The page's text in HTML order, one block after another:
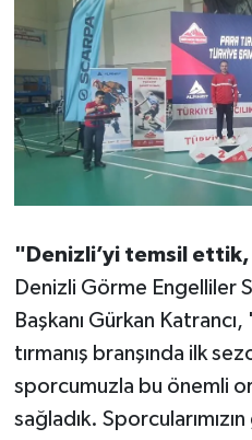
"Denizli’yi temsil
Denizli Görme Engelliler
Başkanı Gürkan
tırmanış branşında ilk
sporcumuzla bu önemli
sağladık.